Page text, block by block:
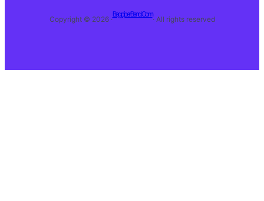
Copyright © 2026 ·
BagpiperBand.Com
· All rights reserved